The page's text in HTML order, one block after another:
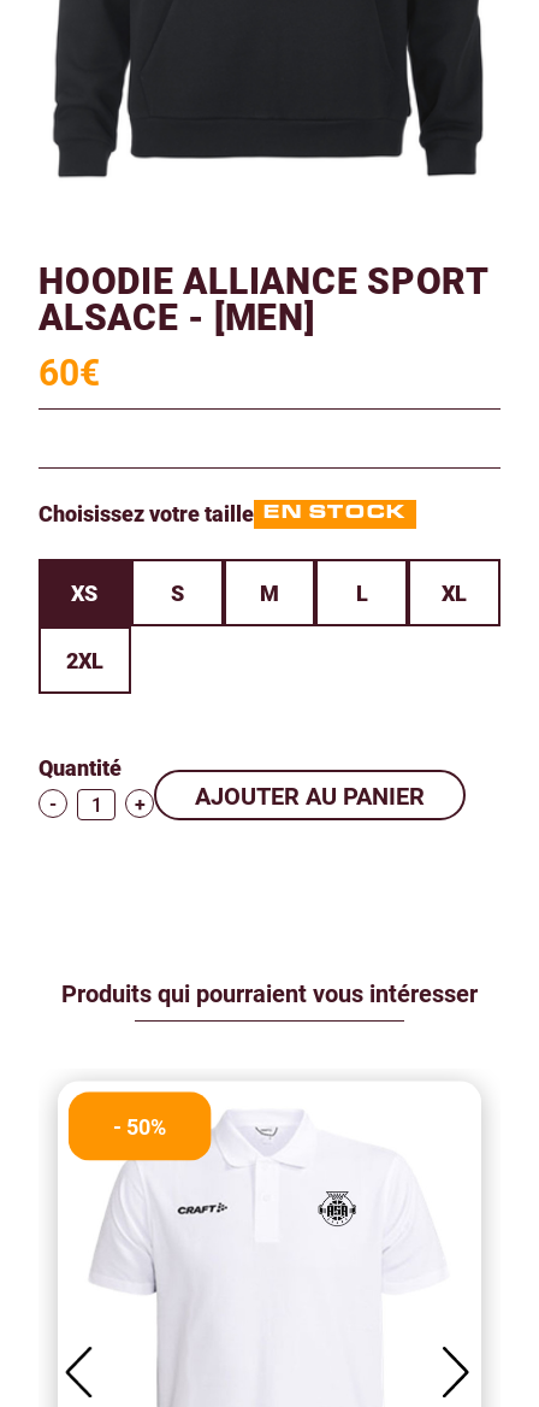
HOODIE ALLIANCE SPORT
ALSACE - [MEN]
60€
Choisissez votre taille EN STOCK
XS S M L XL
2XL
Quantité
- +
Produits qui pourraient vous intéresser
- 50%